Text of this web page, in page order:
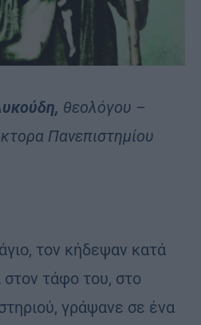
θεολόγου –
Πανεπιστημίου
τον κήδεψαν κατά
στον τάφο του, στο
γράψανε σε ένα